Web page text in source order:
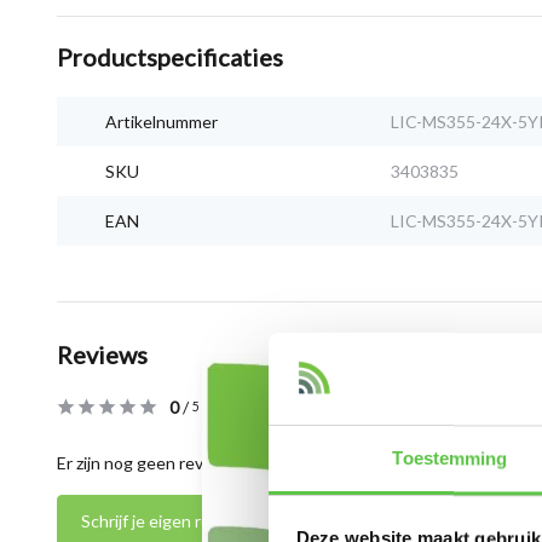
Toestemming
Productspecificaties
Artikelnummer LIC-MS355-24X-
SKU 3403835
EAN LIC-MS355-24X-
Reviews
0/5
Er zijn nog geen reviews geschreven over dit product..
Schrijf je eigen review